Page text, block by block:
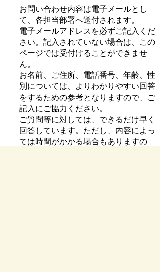
お問い合わせ内容は電子メールとし
て、各担当部署へ送付されます。
電子メールアドレスを必ずご記入くだ
さい。記入されていない場合は、この
ページでは受付けることができませ
ん。
お名前、ご住所、電話番号、年齢、性
別については、よりわかりやすい回答
をするための参考となりますので、ご
記入にご協力ください。
ご質問等に対しては、できるだけ早く
回答しています。ただし、内容によっ
ては時間がかかる場合もありますの